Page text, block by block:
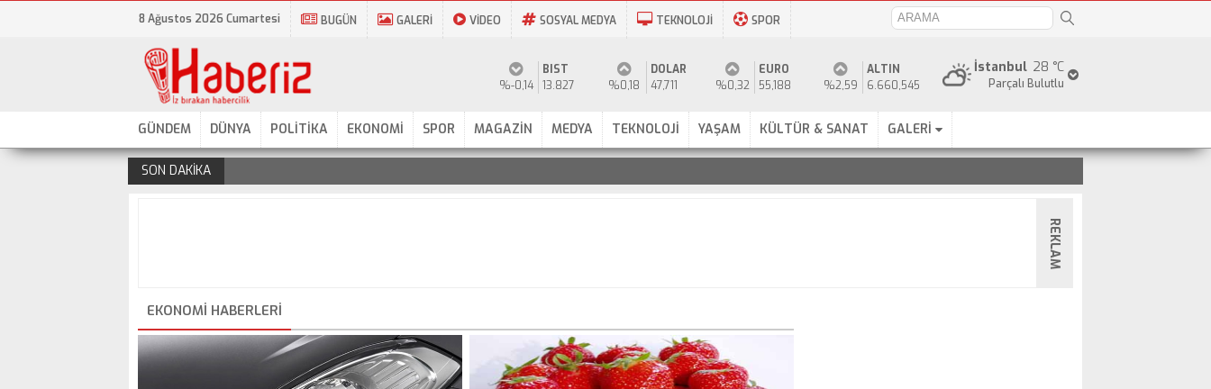
8 Ağustos 2026 Cumartesi BUGÜN GALERİ VİDEO SOSYAL MEDYA TEKNOLOJİ SPOR
28 °C
İstanbul
Parçalı Bulutlu
%-0,14
BIST
13.827
%0,18
DOLAR
47,711
%0,32
EURO
55,188
%2,59
ALTIN
6.660,545
GÜNDEM DÜNYA POLİTİKA EKONOMİ SPOR MAGAZİN MEDYA TEKNOLOJİ YAŞAM KÜLTÜR & SANAT GALERİ
SON DAKİKA
REKLAM
EKONOMI HABERLERI